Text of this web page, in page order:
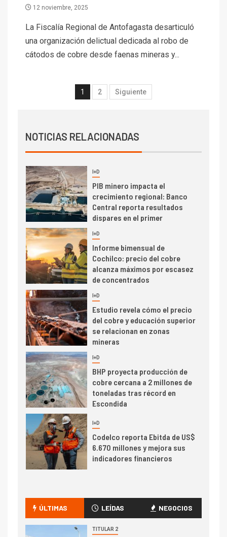
12 noviembre, 2025
La Fiscalía Regional de Antofagasta desarticuló
una organización delictual dedicada al robo de
cátodos de cobre desde faenas mineras y...
1 2 Siguiente
NOTICIAS RELACIONADAS
indicadores financieros
1
Codelco Ventanas prueba
transportar cátodos al Puerto
de San Antonio
Producción minera en mayo de
2026 cae 10,6%
3 I+D
PIB minero impacta el
crecimiento regional: Banco
Central reporta resultados
dispares en el primer
4 I+D
Informe bimensual de
Cochilco: precio del cobre
alcanza máximos por escasez
de concentrados
5 I+D
Estudio revela cómo el precio
del cobre y educación superior
se relacionan en zonas
mineras
6 I+D
BHP proyecta producción de
cobre cercana a 2 millones de
toneladas tras récord en
Escondida
I+D
Codelco reporta Ebitda de US$
6.670 millones y mejora sus
indicadores financieros
camión 100% eléctrico para
transportar cátodos al Puerto
de San Antonio
ÚLTIMAS LEÍDAS NEGOCIOS
TITULAR 2